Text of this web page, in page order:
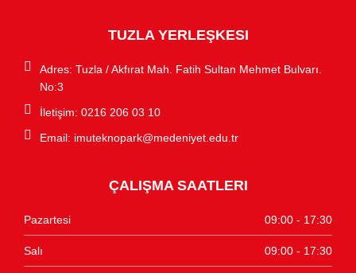
TUZLA YERLEŞKESI
Adres: Tuzla / Akfırat Mah. Fatih Sultan Mehmet Bulvarı.
No:3
İletişim: 0216 206 03 10
Email: imuteknopark@medeniyet.edu.tr
ÇALIŞMA SAATLERI
Pazartesi 09:00 - 17:30
Salı 09:00 - 17:30